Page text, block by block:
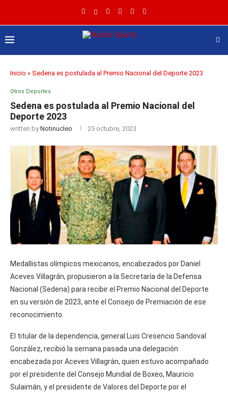
Inicio » Sedena es postulada al Premio Nacional del Deporte 2023
Otros Deportes
Sedena es postulada al Premio Nacional del
Deporte 2023
written byNotinucleo 25 octubre, 2023
Medallistas olímpicos mexicanos, encabezados por Daniel
Aceves Villagrán, propusieron a la Secretaría de la Defensa
Nacional (Sedena) para recibir el Premio Nacional del Deporte
en su versión de 2023, ante el Consejo de Premiación de ese
reconocimiento.
El titular de la dependencia, general Luis Cresencio Sandoval
González, recibió la semana pasada una delegación
encabezada por Aceves Villagrán, quien estuvo acompañado
por el presidente del Consejo Mundial de Boxeo, Mauricio
Sulaimán, y el presidente de Valores del Deporte por el